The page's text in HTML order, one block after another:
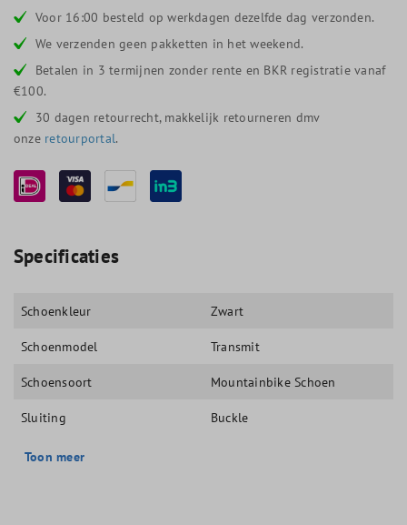
Voor 16:00 besteld op werkdagen dezelfde dag verzonden.
We verzenden geen pakketten in het weekend.
Betalen in 3 termijnen zonder rente en BKR registratie vanaf
€100.
30 dagen retourrecht, makkelijk retourneren dmv
onze retourportal.
Specificaties
Schoenkleur Zwart
Schoenmodel Transmit
Schoensoort Mountainbike Schoen
Sluiting Buckle
Toon meer